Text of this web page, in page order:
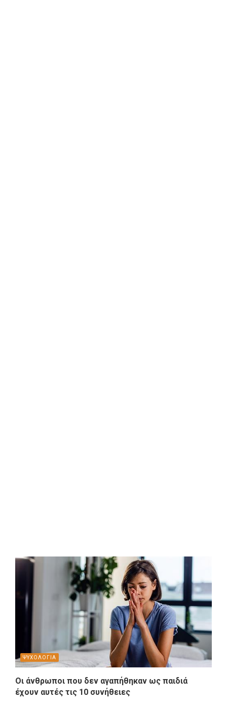
ΨΥΧΟΛΟΓΙΑ
Οι άνθρωποι που δεν αγαπήθηκαν ως παιδιά
έχουν αυτές τις 10 συνήθειες